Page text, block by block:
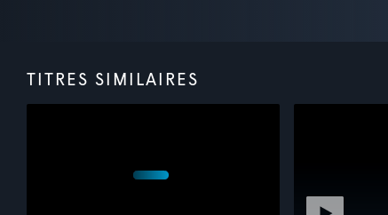
TITRES SIMILAIRES